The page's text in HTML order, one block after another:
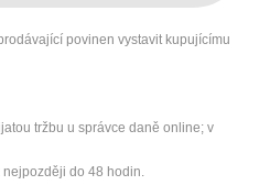
povinen vystavit kupujícímu
tržbu u správce daně online; v
do 48 hodin.